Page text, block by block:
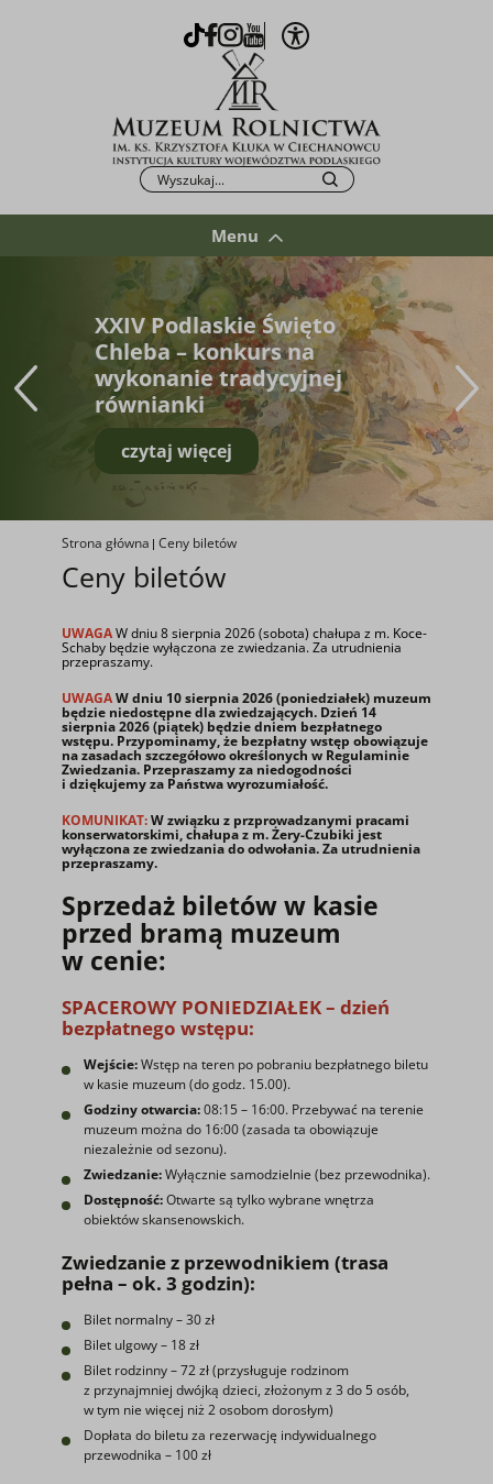
TikTok
Facebook
Instagram
YoutubeOtwórz opcje WCAG
Po kliknięciu przycisku fraza zostanie
Szukaj
Menu
XXIV Podlaskie Święto
Chleba – konkurs na
wykonanie tradycyjnej
równianki
czytaj więcej
Strona główna Ceny biletów
Ceny biletów
UWAGAW dniu 8 sierpnia 2026 (sobota) chałupa z m. Koce-
Schaby będzie wyłączona ze zwiedzania. Za utrudnienia
przepraszamy.
UWAGAW dniu 10 sierpnia 2026 (poniedziałek) muzeum
będzie niedostępne dla zwiedzających. Dzień 14
sierpnia 2026 (piątek) będzie dniem bezpłatnego
wstępu. Przypominamy, że bezpłatny wstęp obowiązuje
na zasadach szczegółowo określonych w Regulaminie
Zwiedzania. Przepraszamy za niedogodności
i dziękujemy za Państwa wyrozumiałość.
KOMUNIKAT:W związku z przprowadzanymi pracami
konserwatorskimi, chałupa z m. Żery-Czubiki jest
wyłączona ze zwiedzania do odwołania. Za utrudnienia
przepraszamy.
Sprzedaż biletów w kasie
przed bramą muzeum
w cenie:
SPACEROWY PONIEDZIAŁEK – dzień
bezpłatnego wstępu:
Wejście:Wstęp na teren po pobraniu bezpłatnego biletu
w kasie muzeum (do godz. 15.00).
Godziny otwarcia:08:15 – 16:00. Przebywać na terenie
muzeum można do 16:00 (zasada ta obowiązuje
niezależnie od sezonu).
Zwiedzanie:Wyłącznie samodzielnie (bez przewodnika).
Dostępność:Otwarte są tylko wybrane wnętrza
obiektów skansenowskich.
Zwiedzanie z przewodnikiem (trasa
pełna – ok. 3 godzin):
Bilet normalny – 30 zł
Bilet ulgowy – 18 zł
Bilet rodzinny – 72 zł (przysługuje rodzinom
z przynajmniej dwójką dzieci, złożonym z 3 do 5 osób,
w tym nie więcej niż 2 osobom dorosłym)
Dopłata do biletu za rezerwację indywidualnego
przewodnika – 100 zł